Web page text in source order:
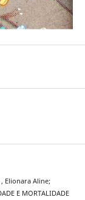
, Elionara Aline;
E MORTALIDADE